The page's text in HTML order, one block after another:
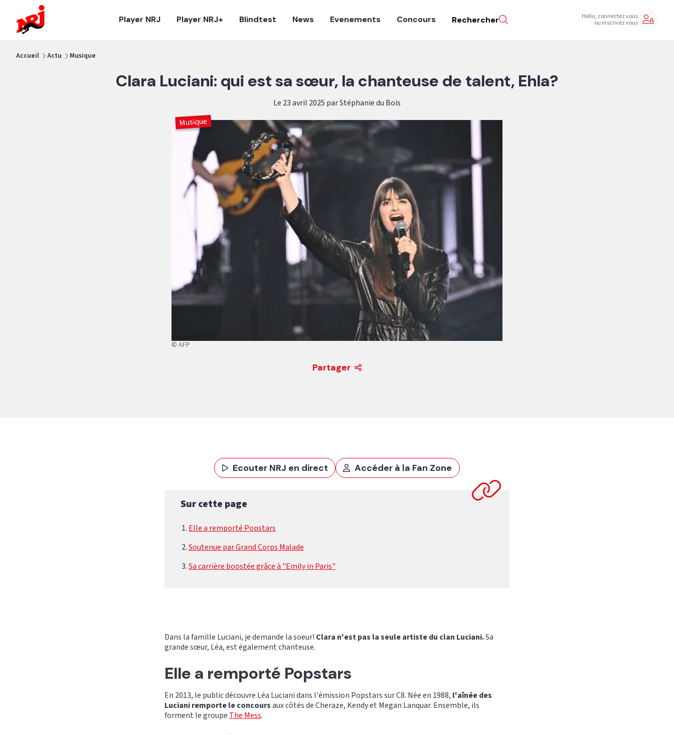
Player NRJ Player NRJ+ Blindtest News Evenements Concours Rechercher Hello, connectez vous
ou inscrivez vous
Accueil Actu Musique
Clara Luciani: qui est sa sœur, la chanteuse de talent, Ehla?
Le 23 avril 2025 par Stéphanie du Bois
Musique
© AFP
Partager
Ecouter NRJ en direct Accéder à la Fan Zone
Sur cette page
Elle a remporté Popstars
Soutenue par Grand Corps Malade
Sa carrière boostée grâce à "Emily in Paris"
Dans la famille Luciani, je demande la soeur! Clara n'est pas la seule artiste du clan Luciani.Sa
grande sœur, Léa, est également chanteuse.
Elle a remporté Popstars
En 2013, le public découvre Léa Luciani dans l'émission Popstars sur C8. Née en 1988, l'aînée des
Luciani remporte le concoursaux côtés de Cheraze, Kendy et Megan Lanquar. Ensemble, ils
forment le groupe The Mess.